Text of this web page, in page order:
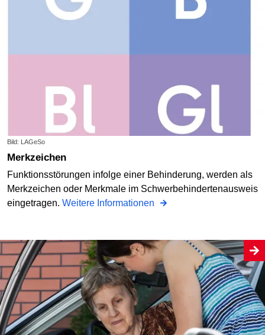
Bild: LAGeSo
Merkzeichen
Funktionsstörungen infolge einer Behinderung, werden als
Merkzeichen oder Merkmale im Schwerbehindertenausweis
eingetragen. Weitere Informationen